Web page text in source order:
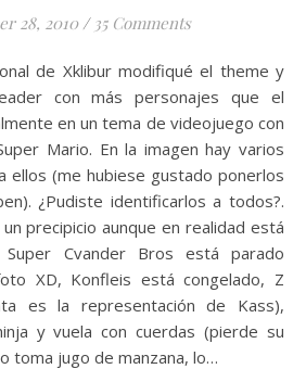
28, 2010 / 35 Comments
con más personajes que el
en un tema de videojuego con
Mario. En la imagen hay varios
ellos (me hubiese gustado ponerlos
¿Pudiste identificarlos a todos?.
precipicio aunque en realidad está
Cvander Bros está parado
XD, Konfleis está congelado, Z
es la representación de Kass),
y vuela con cuerdas (pierde su
toma jugo de manzana, lo…